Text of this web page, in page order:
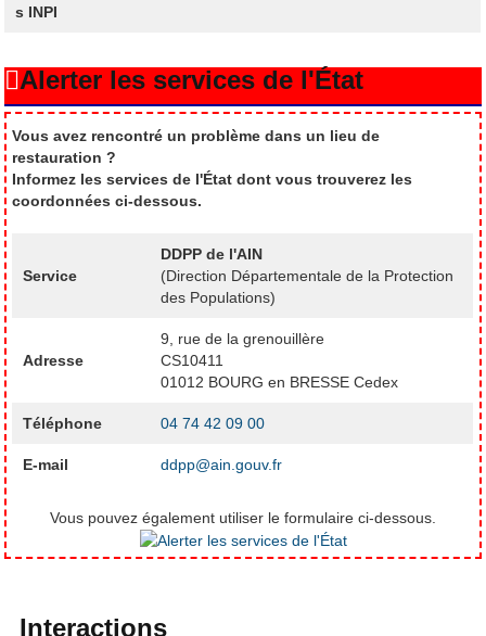
s INPI
Alerter les services de l'État
Vous avez rencontré un problème dans un lieu de
restauration ?
Informez les services de l'État dont vous trouverez les
coordonnées ci-dessous.
Service
DDPP de l'AIN
(Direction Départementale de la Protection
des Populations)
Adresse
9, rue de la grenouillère
CS10411
01012 BOURG en BRESSE Cedex
Téléphone 04 74 42 09 00
E-mail ddpp@ain.gouv.fr
Vous pouvez également utiliser le formulaire ci-dessous.
Interactions